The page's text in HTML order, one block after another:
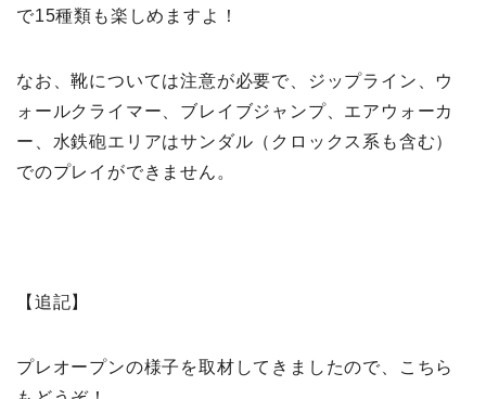
で15種類も楽しめますよ！
なお、靴については注意が必要で、ジップライン、ウ
ォールクライマー、ブレイブジャンプ、エアウォーカ
ー、水鉄砲エリアはサンダル（クロックス系も含む）
でのプレイができません。
【追記】
プレオープンの様子を取材してきましたので、こちら